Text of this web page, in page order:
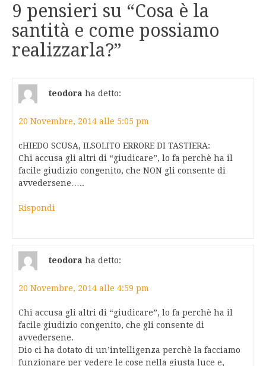
9 pensieri su “Cosa è la
santità e come possiamo
realizzarla?”
teodora ha detto:
20 Novembre, 2014 alle 5:05 pm
cHIEDO SCUSA, ILSOLITO ERRORE DI TASTIERA:
Chi accusa gli altri di “giudicare”, lo fa perchè ha il
facile giudizio congenito, che NON gli consente di
avvedersene…..
Rispondi
teodora ha detto:
20 Novembre, 2014 alle 4:59 pm
Chi accusa gli altri di “giudicare”, lo fa perchè ha il
facile giudizio congenito, che gli consente di
avvedersene.
Dio ci ha dotato di un’intelligenza perchè la facciamo
funzionare per vedere le cose nella giusta luce e,